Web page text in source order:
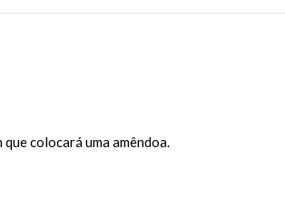
colocará uma amêndoa.